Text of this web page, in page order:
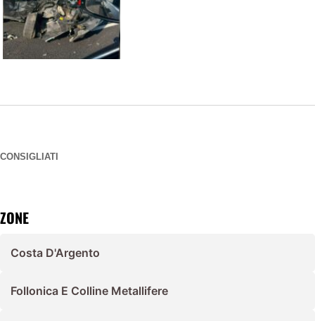
CONSIGLIATI
ZONE
Costa D'Argento
Follonica E Colline Metallifere